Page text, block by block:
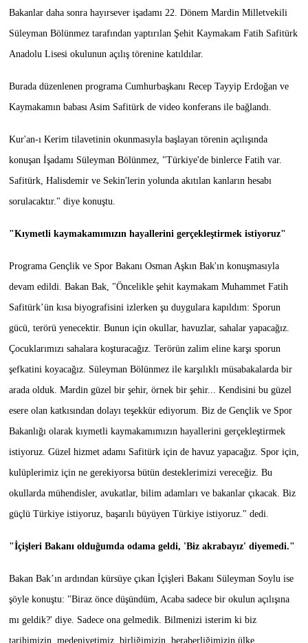
Bakanlar daha sonra hayırsever işadamı 22. Dönem Mardin Milletvekili
Süleyman Bölünmez tarafından yaptırılan Şehit Kaymakam Fatih Safitürk
Anadolu Lisesi okulunun açılış törenine katıldılar.
Burada düzenlenen programa Cumhurbaşkanı Recep Tayyip Erdoğan ve
Kaymakamın babası Asim Safitürk de video konferans ile bağlandı.
Kur'an-ı Kerim tilavetinin okunmasıyla başlayan törenin açılışında
konuşan İşadamı Süleyman Bölünmez, "Türkiye'de binlerce Fatih var.
Safitürk, Halisdemir ve Sekin'lerin yolunda akıtılan kanların hesabı
sorulacaktır." diye konuştu.
"Kıymetli kaymakamımızın hayallerini gerçekleştirmek istiyoruz"
Programa Gençlik ve Spor Bakanı Osman Aşkın Bak'ın konuşmasıyla
devam edildi. Bakan Bak, "Öncelikle şehit kaymakam Muhammet Fatih
Safitürk’ün kısa biyografisini izlerken şu duygulara kapıldım: Sporun
gücü, terörü yenecektir. Bunun için okullar, havuzlar, sahalar yapacağız.
Çocuklarımızı sahalara koşturacağız. Terörün zalim eline karşı sporun
şefkatini koyacağız. Süleyman Bölünmez ile karşılıklı müsabakalarda bir
arada olduk. Mardin güzel bir şehir, örnek bir şehir... Kendisini bu güzel
esere olan katkısından dolayı teşekkür ediyorum. Biz de Gençlik ve Spor
Bakanlığı olarak kıymetli kaymakamımızın hayallerini gerçekleştirmek
istiyoruz. Güzel hizmet adamı Safitürk için de havuz yapacağız. Spor için,
kulüplerimiz için ne gerekiyorsa bütün desteklerimizi vereceğiz. Bu
okullarda mühendisler, avukatlar, bilim adamları ve bakanlar çıkacak. Biz
güçlü Türkiye istiyoruz, başarılı büyüyen Türkiye istiyoruz." dedi.
"İçişleri Bakanı olduğumda odama geldi, 'Biz akrabayız' diyemedi."
Bakan Bak’ın ardından kürsüye çıkan İçişleri Bakanı Süleyman Soylu ise
şöyle konuştu: "Biraz önce düşündüm, Acaba sadece bir okulun açılışına
mı geldik?' diye. Sadece ona gelmedik. Bilmenizi isterim ki biz
tarihimizin, medeniyetimiz, birliğimizin, beraberliğimizin ülke